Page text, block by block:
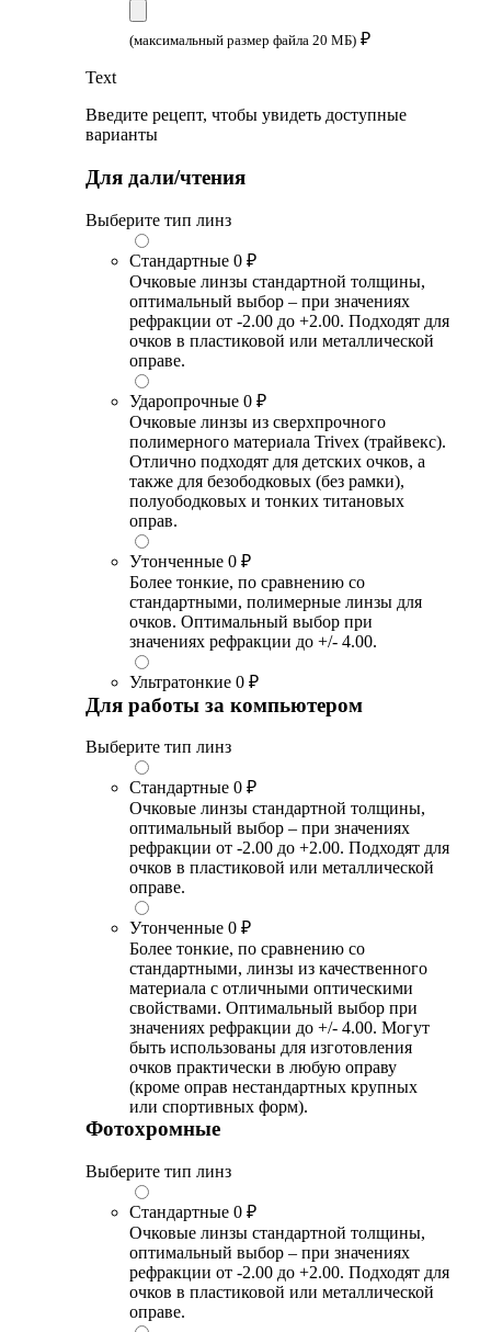
(максимальный размер файла 20 МБ) ₽
Text
Введите рецепт, чтобы увидеть доступные
варианты
Для дали/чтения
Выберите тип линз
Стандартные 0 ₽
Очковые линзы стандартной толщины,
оптимальный выбор – при значениях
рефракции от -2.00 до +2.00. Подходят для
очков в пластиковой или металлической
оправе.
Ударопрочные 0 ₽
Очковые линзы из сверхпрочного
полимерного материала Trivex (трайвекс).
Отлично подходят для детских очков, а
также для безободковых (без рамки),
полуободковых и тонких титановых
оправ.
Утонченные 0 ₽
Более тонкие, по сравнению со
стандартными, полимерные линзы для
очков. Оптимальный выбор при
значениях рефракции до +/- 4.00.
Ультратонкие 0 ₽
Для работы за компьютером
Выберите тип линз
Стандартные 0 ₽
Очковые линзы стандартной толщины,
оптимальный выбор – при значениях
рефракции от -2.00 до +2.00. Подходят для
очков в пластиковой или металлической
оправе.
Утонченные 0 ₽
Более тонкие, по сравнению со
стандартными, линзы из качественного
материала с отличными оптическими
свойствами. Оптимальный выбор при
значениях рефракции до +/- 4.00. Могут
быть использованы для изготовления
очков практически в любую оправу
(кроме оправ нестандартных крупных
или спортивных форм).
Фотохромные
Выберите тип линз
Стандартные 0 ₽
Очковые линзы стандартной толщины,
оптимальный выбор – при значениях
рефракции от -2.00 до +2.00. Подходят для
очков в пластиковой или металлической
оправе.